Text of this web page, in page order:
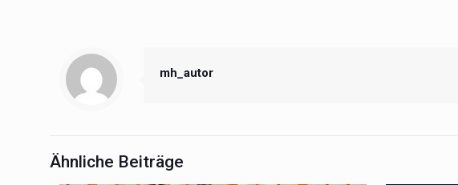
mh_autor
Ähnliche Beiträge